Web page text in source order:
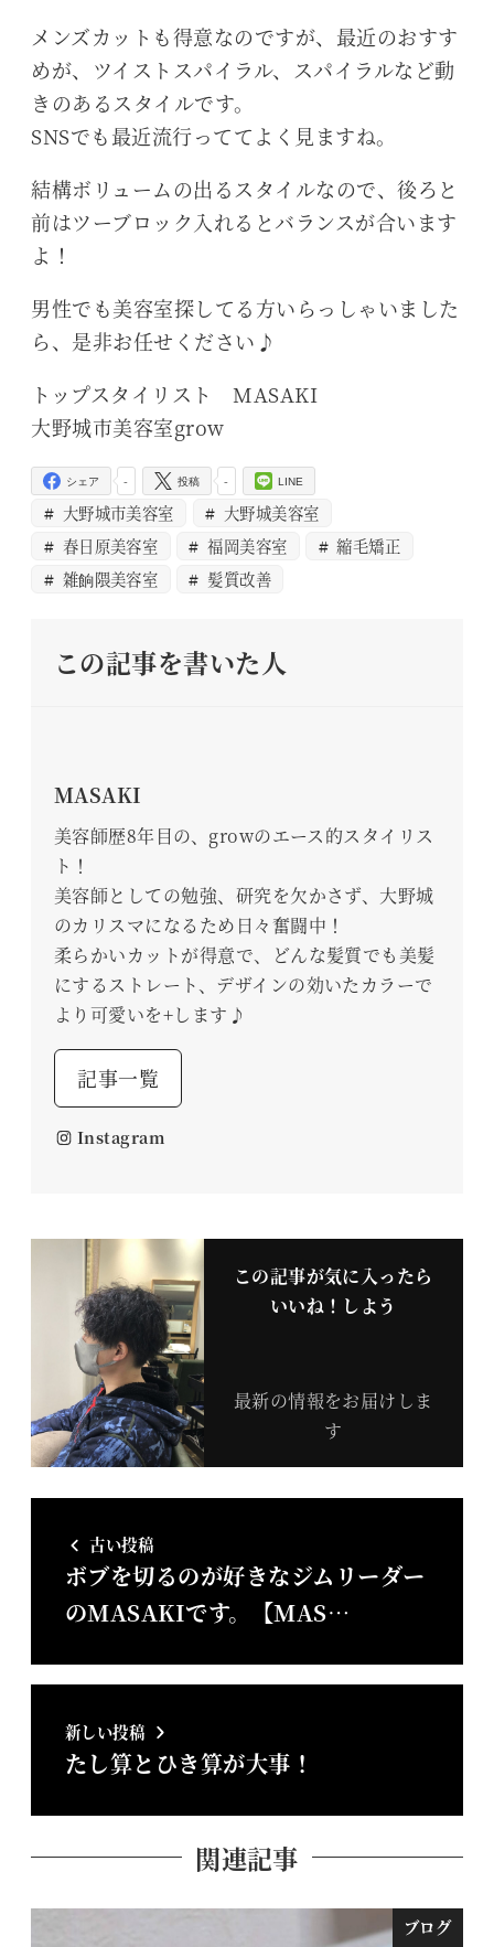
メンズカットも得意なのですが、最近のおすす
めが、ツイストスパイラル、スパイラルなど動
きのあるスタイルです。
SNSでも最近流行っててよく見ますね。
結構ボリュームの出るスタイルなので、後ろと
前はツーブロック入れるとバランスが合います
よ！
男性でも美容室探してる方いらっしゃいました
ら、是非お任せください♪
トップスタイリスト MASAKI
大野城市美容室grow
-
シェア -
投稿 LINE
大野城市美容室
大野城美容室
春日原美容室
福岡美容室
縮毛矯正
雑餉隈美容室
髪質改善
この記事を書いた人
MASAKI
美容師歴8年目の、growのエース的スタイリス
ト！
美容師としての勉強、研究を欠かさず、大野城
のカリスマになるため日々奮闘中！
柔らかいカットが得意で、どんな髪質でも美髪
にするストレート、デザインの効いたカラーで
より可愛いを+します♪
記事一覧
Instagram
この記事が気に入ったら
いいね！しよう
最新の情報をお届けしま
す
古い投稿
ボブを切るのが好きなジムリーダー
のMASAKIです。【MAS…
新しい投稿
たし算とひき算が大事！
関連記事
ブログ